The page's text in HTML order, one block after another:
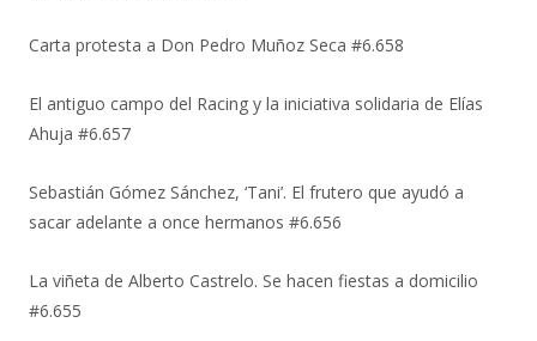
Carta protesta a Don Pedro Muñoz Seca #6.658
El antiguo campo del Racing y la iniciativa solidaria de Elías
Ahuja #6.657
Sebastián Gómez Sánchez, ‘Tani’. El frutero que ayudó a
sacar adelante a once hermanos #6.656
La viñeta de Alberto Castrelo. Se hacen fiestas a domicilio
#6.655